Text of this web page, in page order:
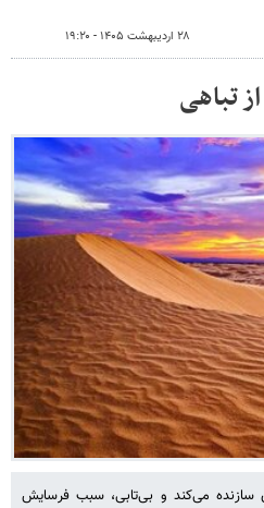
۲۸ اردیبهشت ۱۴۰۵ - ۱۹:۲۰
تباهی
سازنده می‌کند و بی‌تابی، سبب فرسایش